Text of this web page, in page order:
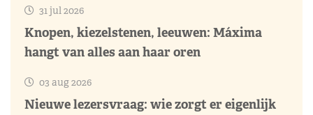
31 jul 2026
Knopen, kiezelstenen, leeuwen: Máxima
hangt van alles aan haar oren
03 aug 2026
Nieuwe lezersvraag: wie zorgt er eigenlijk